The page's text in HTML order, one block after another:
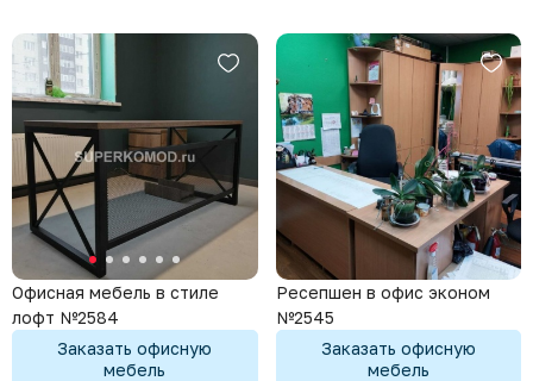
Офисная мебель в стиле
лофт №2584
Заказать офисную
мебель
Ресепшен в офис эконом
№2545
Заказать офисную
мебель